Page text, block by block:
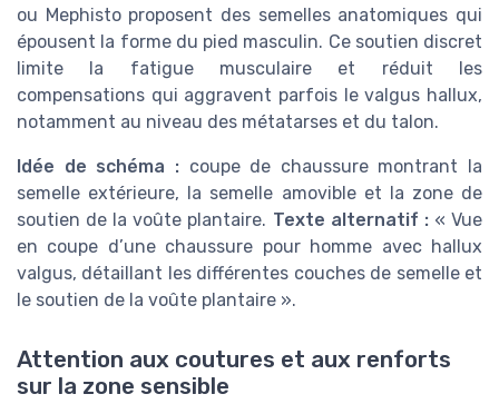
ou Mephisto proposent des semelles anatomiques qui
épousent la forme du pied masculin. Ce soutien discret
limite la fatigue musculaire et réduit les
compensations qui aggravent parfois le valgus hallux,
notamment au niveau des métatarses et du talon.
Idée de schéma :coupe de chaussure montrant la
semelle extérieure, la semelle amovible et la zone de
soutien de la voûte plantaire. Texte alternatif :« Vue
en coupe d’une chaussure pour homme avec hallux
valgus, détaillant les différentes couches de semelle et
le soutien de la voûte plantaire ».
Attention aux coutures et aux renforts
sur la zone sensible